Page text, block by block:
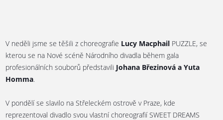
V neděli jsme se těšili z choreografie Lucy Macphail PUZZLE, se
kterou se na Nové scéně Národního divadla během gala
profesionálních souborů představili Johana Březinová a Yuta
Homma.
V pondělí se slavilo na Střeleckém ostrově v Praze, kde
reprezentoval divadlo svou vlastní choreografií SWEET DREAMS